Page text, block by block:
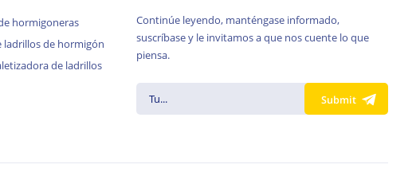
hormigoneras
ladrillos de hormigón
de ladrillos
Continúe leyendo, manténgase informado,
suscríbase y le invitamos a que nos cuente lo que
piensa.
Submit